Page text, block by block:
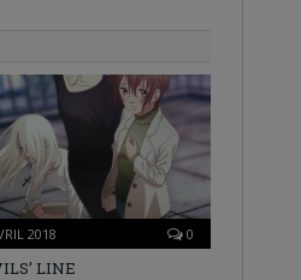
2018 0
LINE